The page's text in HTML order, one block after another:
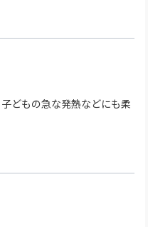
どもの急な発熱などにも柔